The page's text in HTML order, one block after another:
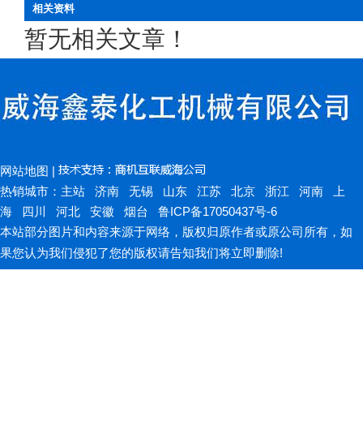
相关资料
暂无相关文章！
网站地图 |
热销城市： 主站 济南 无锡 山东 江苏 北京 浙江 河南
上
海
四川 河北 安徽 烟台
鲁ICP备17050437号-6
本站部分图片和内容来源于网络，版权归原作者或原公司所有，如
果您认为我们侵犯了您的版权请告知我们将立即删除!